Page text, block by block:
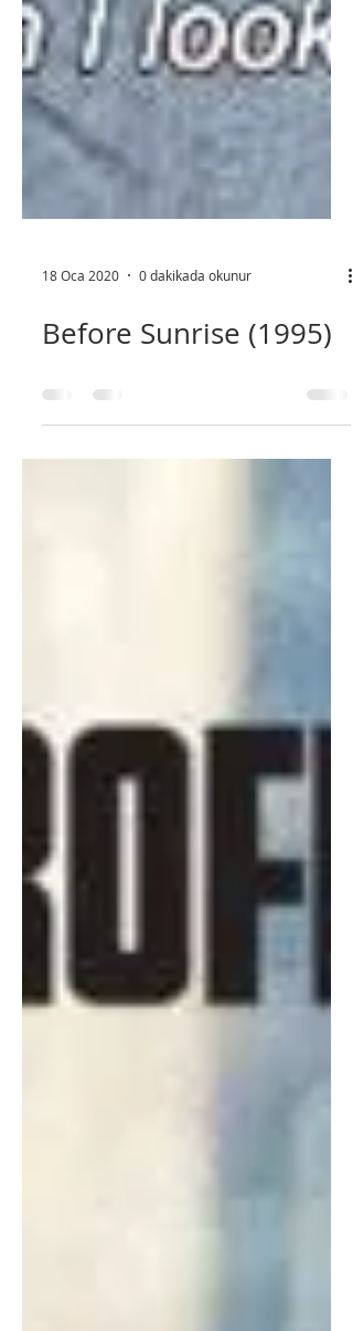
18 Oca 2020 0 dakikada okunur
Before Sunrise (1995)